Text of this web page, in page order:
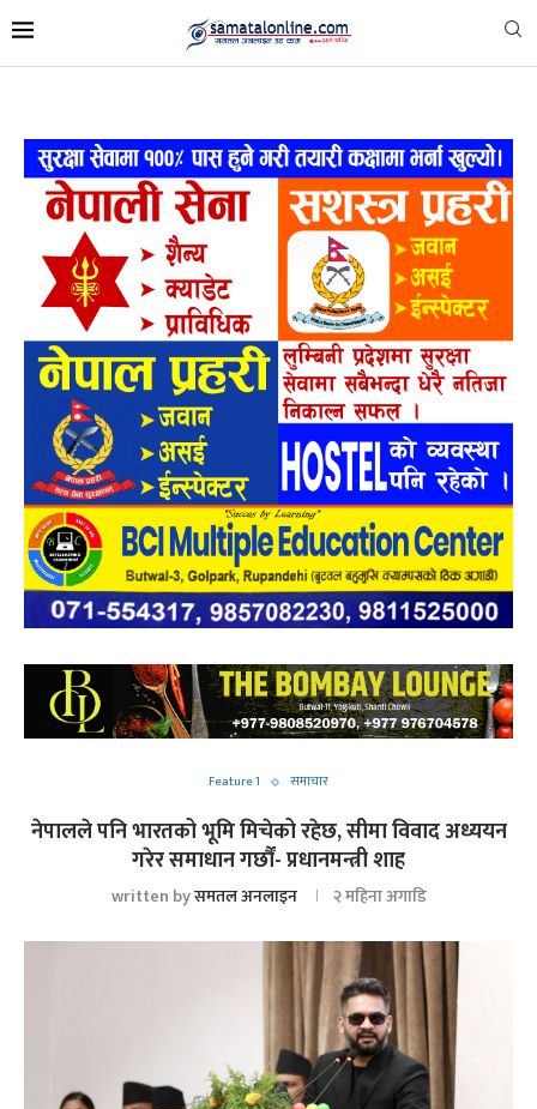
Feature 1 समाचार
नेपालले पनि भारतको भूमि मिचेको रहेछ, सीमा विवाद अध्ययन
गरेर समाधान गर्छौं- प्रधानमन्त्री शाह
written byसमतल अनलाइन २ महिना अगाडि